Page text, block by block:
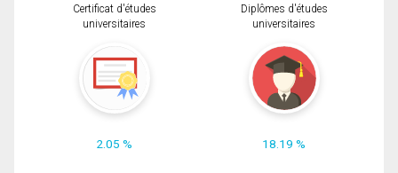
Certificat d'études
universitaires
2.05 %
Diplômes d'études
universitaires
18.19 %